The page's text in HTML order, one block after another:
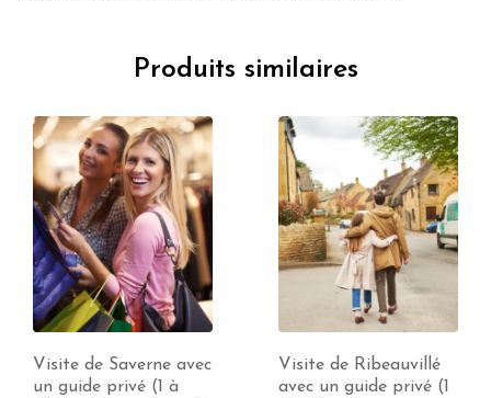
Produits similaires
Visite de Saverne avec
un guide privé (1 à
Visite de Ribeauvillé
avec un guide privé (1